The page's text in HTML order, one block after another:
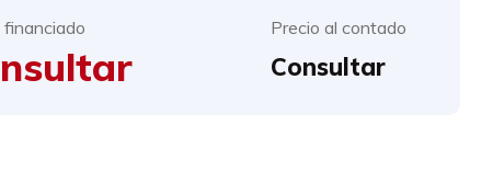
financiado Precio al contado
Consultar